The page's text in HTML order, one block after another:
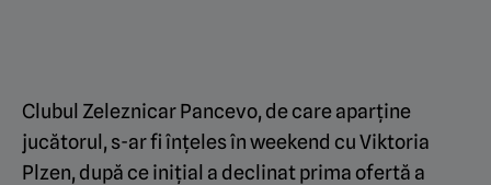
Clubul Zeleznicar Pancevo, de care aparține
jucătorul, s-ar fi înțeles în weekend cu Viktoria
Plzen, după ce inițial a declinat prima ofertă a